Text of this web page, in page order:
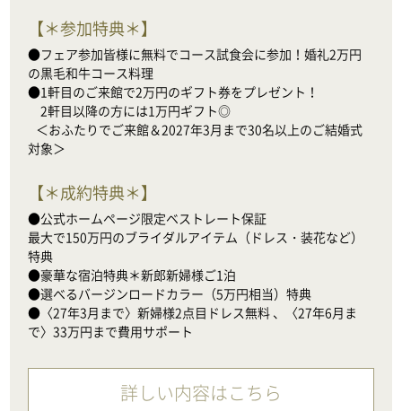
【＊参加特典＊】
●フェア参加皆様に無料でコース試食会に参加！婚礼2万円
の黒毛和牛コース料理
●1軒目のご来館で2万円のギフト券をプレゼント！
2軒目以降の方には1万円ギフト◎
対象＞
【＊成約特典＊】
●公式ホームページ限定ベストレート保証
最大で150万円のブライダルアイテム（ドレス・装花など）
特典
●豪華な宿泊特典＊新郎新婦様ご1泊
●選べるバージンロードカラー（5万円相当）特典
●〈27年3月まで〉新婦様2点目ドレス無料 、〈27年6月ま
で〉33万円まで費用サポート
詳しい内容はこちら